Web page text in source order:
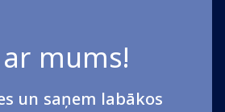
ar mums!
un saņem labākos